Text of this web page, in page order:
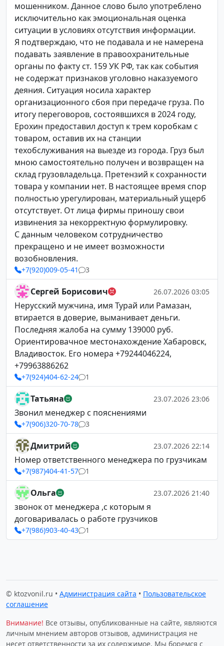
мошенником. Данное слово было употреблено
исключительно как эмоциональная оценка
ситуации в условиях отсутствия информации.
Я подтверждаю, что не подавала и не намерена
подавать заявление в правоохранительные
органы по факту ст. 159 УК РФ, так как события
не содержат признаков уголовно наказуемого
деяния. Ситуация носила характер
организационного сбоя при передаче груза. По
итогу переговоров, состоявшихся в 2024 году,
Ерохин предоставил доступ к трем коробкам с
товаром, оставив их на станции
техобслуживания на выезде из города. Груз был
мною самостоятельно получен и возвращен на
склад грузовладельца. Претензий к сохранности
товара у компании нет. В настоящее время спор
полностью урегулирован, материальный ущерб
отсутствует. От лица фирмы приношу свои
извинения за некорректную формулировку.
С данным человеком сотрудничество
прекращено и не имеет возможности
возобновления.
+7(920)009-05-41 3
Сергей Борисович 26.07.2026 03:05
Нерусский мужчина, имя Турай или Рамазан,
втирается в доверие, выманивает деньги.
Последняя жалоба на сумму 139000 руб.
Ориентировачное местонахождение Хабаровск,
Владивосток. Его номера +79244046224,
+79963886262
+7(924)404-62-24 1
Татьяна 23.07.2026 23:06
Звонил менеджер с пояснениями
+7(906)320-70-78 3
Дмитрий 23.07.2026 22:14
Номер ответственного менеджера по грузчикам
+7(987)404-41-57 1
Ольга 23.07.2026 21:40
звонок от менеджера ,с которым я
договаривалась о работе грузчиков
+7(986)903-40-43 1
© ktozvonil.ru • Администрация сайта • Пользовательское
соглашение
Внимание! Все отзывы, опубликованные на сайте, являются
личным мнением авторов отзывов, администрация не
несет ответственности за их содержимое. Мы боремся с